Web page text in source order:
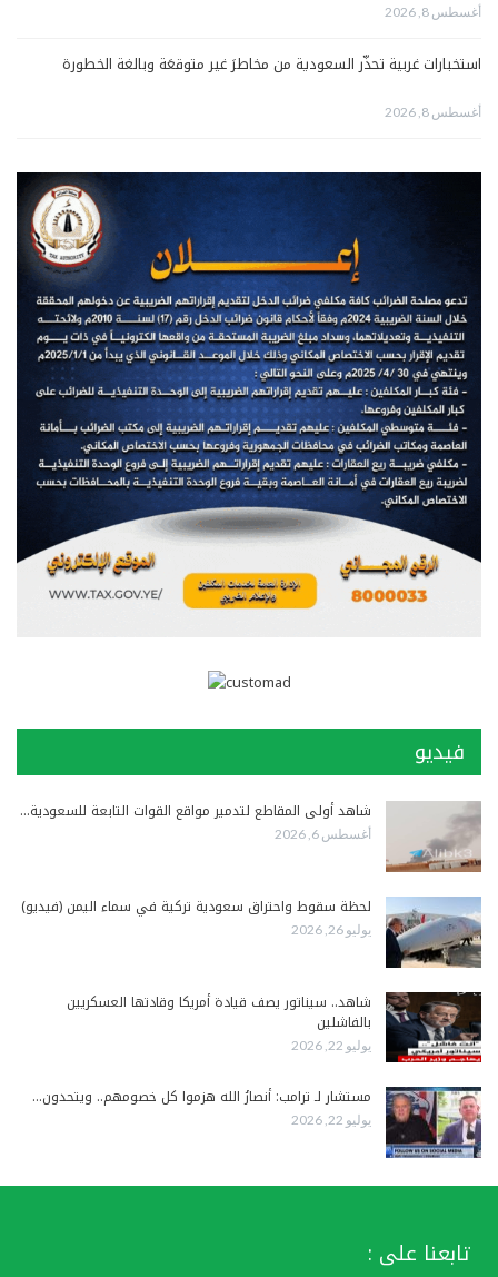
أغسطس 8, 2026
استخبارات غربية تحذّر السعودية من مخاطرَ غير متوقعَة وبالغة الخطورة
أغسطس 8, 2026
فيديو
شاهد أولى المقاطع لتدمير مواقع القوات التابعة للسعودية…
أغسطس 6, 2026
لحظة سقوط واحتراق سعودية تركية في سماء اليمن (فيديو)
يوليو 26, 2026
شاهد.. سيناتور يصف قيادة أمريكا وقادتها العسكريين
بالفاشلين
يوليو 22, 2026
مستشار لـ ترامب: أنصارُ الله هزموا كل خصومهم.. ويتحدون…
يوليو 22, 2026
تابعنا على :